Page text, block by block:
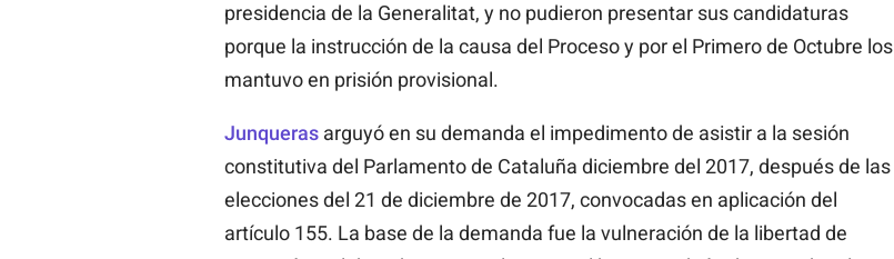
presidencia de la Generalitat, y no pudieron presentar sus candidaturas
porque la instrucción de la causa del Proceso y por el Primero de Octubre los
mantuvo en prisión provisional.
Junquerasarguyó en su demanda el impedimento de asistir a la sesión
constitutiva del Parlamento de Cataluña diciembre del 2017, después de las
elecciones del 21 de diciembre de 2017, convocadas en aplicación del
artículo 155. La base de la demanda fue la vulneración de la libertad de